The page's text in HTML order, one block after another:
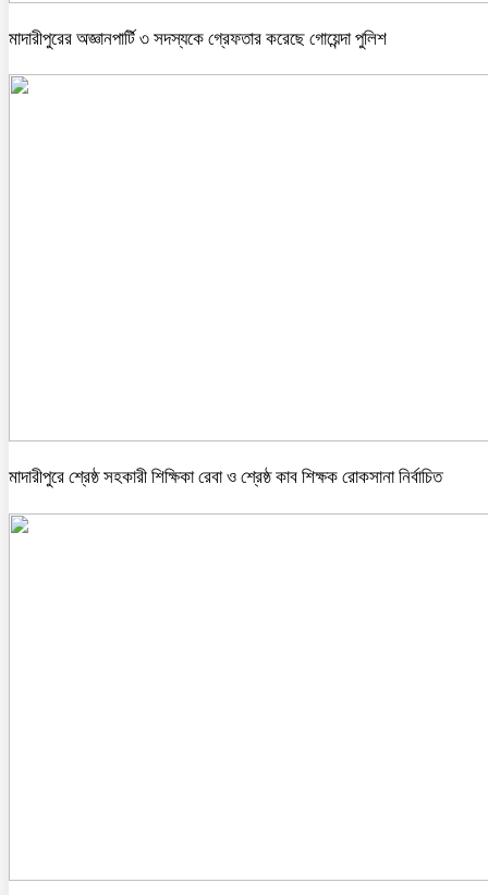
মাদারীপুরের অজ্ঞানপার্টি ৩ সদস্যকে গ্রেফতার করেছে গোয়েন্দা পুলিশ
মাদারীপুরে শ্রেষ্ঠ সহকারী শিক্ষিকা রেবা ও শ্রেষ্ঠ কাব শিক্ষক রোকসানা নির্বাচিত